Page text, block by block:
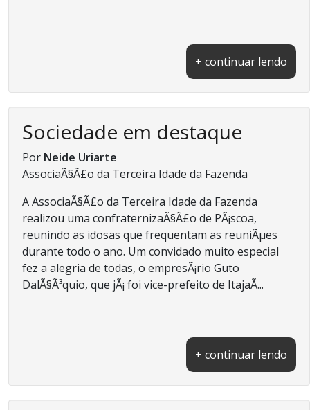
+ continuar lendo
Sociedade em destaque
Por Neide Uriarte
AssociaÃ§Ã£o da Terceira Idade da Fazenda
A AssociaÃ§Ã£o da Terceira Idade da Fazenda
realizou uma confraternizaÃ§Ã£o de PÃ¡scoa,
reunindo as idosas que frequentam as reuniÃµes
durante todo o ano. Um convidado muito especial
fez a alegria de todas, o empresÃ¡rio Guto
DalÃ§Ã³quio, que jÃ¡ foi vice-prefeito de ItajaÃ­...
+ continuar lendo